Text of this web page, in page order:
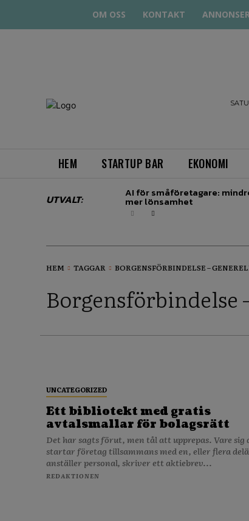
OM OSS KONTAKT
HEM STARTUP BAR EKONOMI
UTVALT: AI för småföretagare:
mer lönsamhet
HEM TAGGAR BORGENSFÖRBINDELSE –
Borgensförbindelse
UNCATEGORIZED
Ett bibliotekt med gratis
avtalsmallar för bolagsrätt
Det har sagts förut, men tål att upprepas. Vare sig
startar företag tillsammans med en, eller flera
anställer personal, skriver ett aktiebrev...
REDAKTIONEN